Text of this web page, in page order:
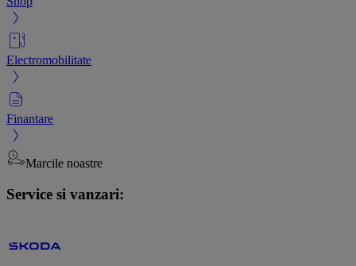
Electromobilitate
Finantare
Marcile noastre
Service si vanzari: